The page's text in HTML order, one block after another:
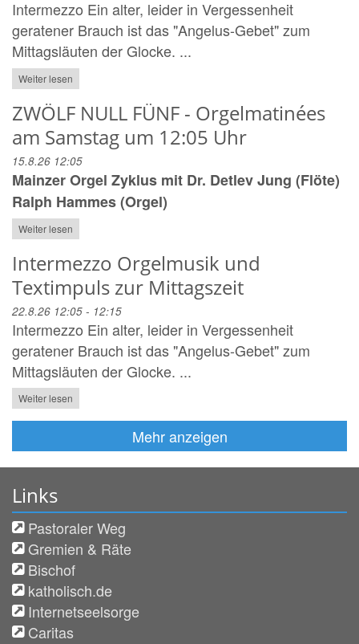
Intermezzo Ein alter, leider in Vergessenheit
geratener Brauch ist das "Angelus-Gebet" zum
Mittagsläuten der Glocke. ...
Weiter lesen
ZWÖLF NULL FÜNF - Orgelmatinées
am Samstag um 12:05 Uhr
15.8.26 12:05
Mainzer Orgel Zyklus mit Dr. Detlev Jung (Flöte)
Ralph Hammes (Orgel)
Weiter lesen
Intermezzo Orgelmusik und
Textimpuls zur Mittagszeit
22.8.26 12:05 - 12:15
Intermezzo Ein alter, leider in Vergessenheit
geratener Brauch ist das "Angelus-Gebet" zum
Mittagsläuten der Glocke. ...
Weiter lesen
Mehr anzeigen
Links
Pastoraler Weg
Gremien & Räte
Bischof
katholisch.de
Internetseelsorge
Caritas